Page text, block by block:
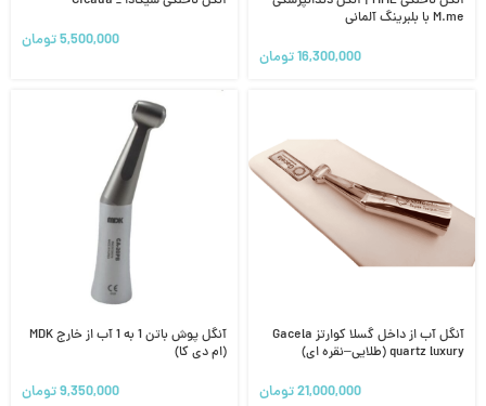
M.me با بلبرینگ آلمانی
16,300,000تومان
5,500,000تومان
آنگل آب از داخل گسلا کوارتز Gacela
quartz luxury (طلایی–نقره ای)
21,000,000تومان
آنگل پوش باتن 1 به 1 آب از خارج MDK
(ام دی کا)
9,350,000تومان